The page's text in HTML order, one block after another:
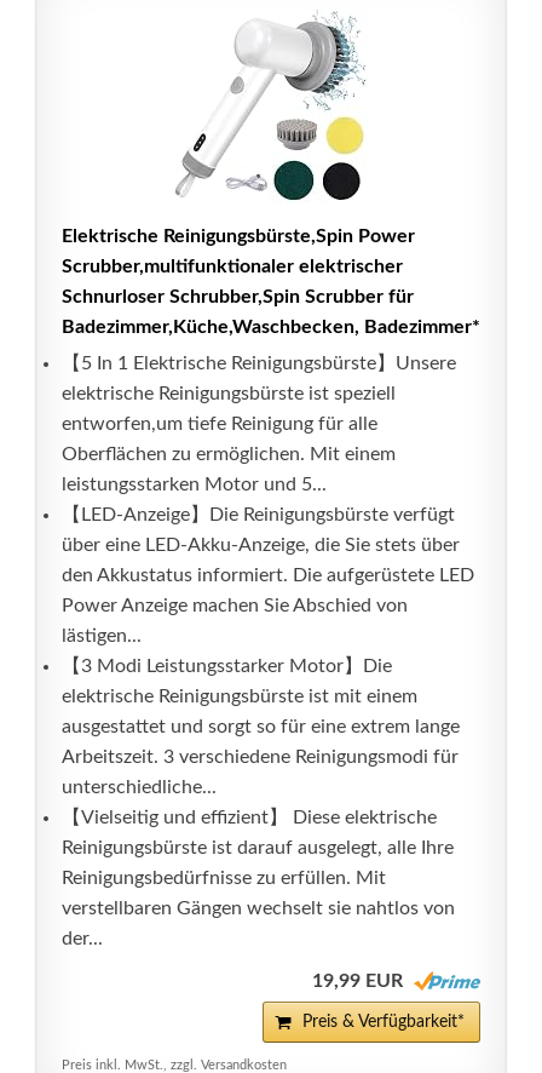
Elektrische Reinigungsbürste,Spin Power
Scrubber,multifunktionaler elektrischer
Schnurloser Schrubber,Spin Scrubber für
Badezimmer,Küche,Waschbecken, Badezimmer*
【5 In 1 Elektrische Reinigungsbürste】Unsere
elektrische Reinigungsbürste ist speziell
entworfen,um tiefe Reinigung für alle
Oberflächen zu ermöglichen. Mit einem
leistungsstarken Motor und 5...
【LED-Anzeige】Die Reinigungsbürste verfügt
über eine LED-Akku-Anzeige, die Sie stets über
den Akkustatus informiert. Die aufgerüstete LED
Power Anzeige machen Sie Abschied von
lästigen...
【3 Modi Leistungsstarker Motor】Die
elektrische Reinigungsbürste ist mit einem
ausgestattet und sorgt so für eine extrem lange
Arbeitszeit. 3 verschiedene Reinigungsmodi für
unterschiedliche...
【Vielseitig und effizient】 Diese elektrische
Reinigungsbürste ist darauf ausgelegt, alle Ihre
Reinigungsbedürfnisse zu erfüllen. Mit
verstellbaren Gängen wechselt sie nahtlos von
der...
19,99 EUR
Preis & Verfügbarkeit*
Preis inkl. MwSt., zzgl. Versandkosten